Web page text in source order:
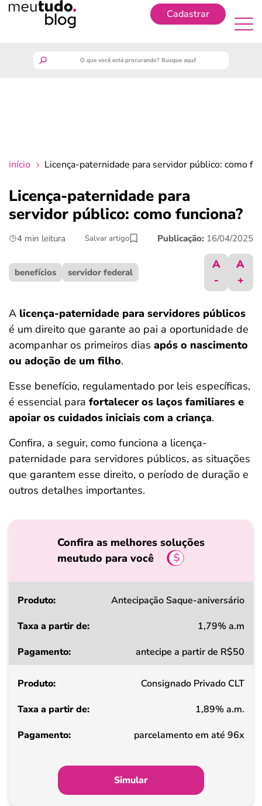
Cadastrar
crédito fácil
últimas notícias
ferramentas
início Licença-paternidade para servidor público: como
Licença-paternidade para
servidor público: como funciona?
4 min leitura Salvar artigo Publicação: 16/04/2025
benefícios servidor federal
A
-
A
+
A licença-paternidade para servidores públicos
é um direito que garante ao pai a oportunidade de
acompanhar os primeiros dias após o nascimento
ou adoção de um filho.
Esse benefício, regulamentado por leis específicas,
é essencial para fortalecer os laços familiares e
apoiar os cuidados iniciais com a criança.
Confira, a seguir, como funciona a licença-
paternidade para servidores públicos, as situações
que garantem esse direito, o período de duração e
outros detalhes importantes.
Confira as melhores soluções
meutudo para você
Produto
a
de
Pagamento
Antecipação Saque-aniversário
1,79% a.m
antecipe a partir de R$50
Consignado Privado CLT
1,89% a.m.
parcelamento em até 96x
Simular